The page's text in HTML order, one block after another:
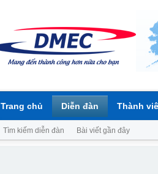
Trang chủ Diễn đàn
Tìm kiếm diễn đàn Bài viết gần đây
Thành